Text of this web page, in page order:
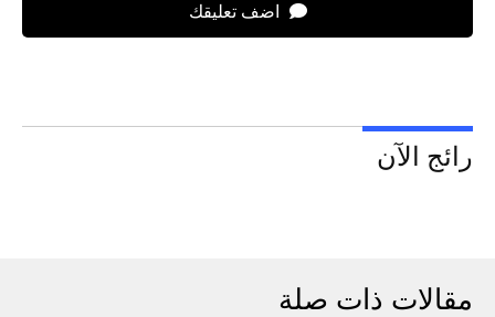
اضف تعليقك
رائج الآن
مقالات ذات صلة